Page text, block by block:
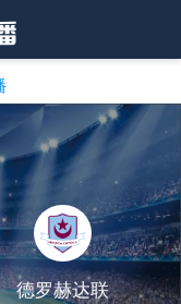
德罗赫达联